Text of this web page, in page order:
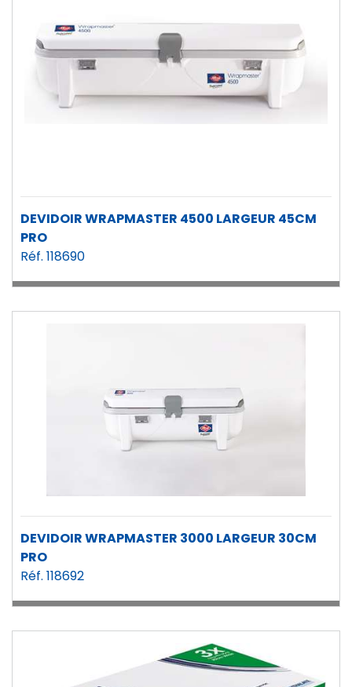
DEVIDOIR WRAPMASTER 4500 LARGEUR 45CM
PRO
Réf. 118690
DEVIDOIR WRAPMASTER 3000 LARGEUR 30CM
PRO
Réf. 118692